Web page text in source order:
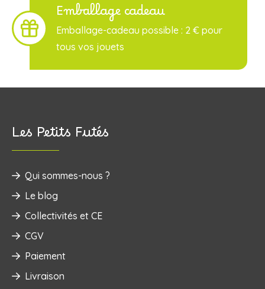
Emballage cadeau
Emballage-cadeau possible : 2 € pour
tous vos jouets
Les Petits Futés
Qui sommes-nous ?
Le blog
Collectivités et CE
CGV
Paiement
Livraison